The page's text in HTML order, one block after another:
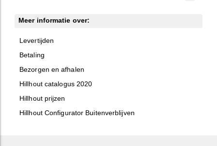
Meer informatie over:
Levertijden
Betaling
Bezorgen en afhalen
Hillhout catalogus 2020
Hillhout prijzen
Hillhout Configurator Buitenverblijven